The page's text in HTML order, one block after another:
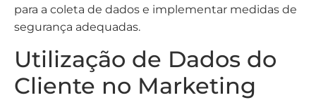
para a coleta de dados e implementar medidas de
segurança adequadas.
Utilização de Dados do
Cliente no Marketing